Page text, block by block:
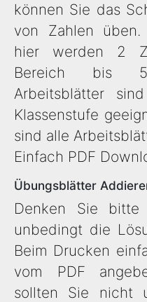
können Sie das
von Zahlen
hier werden 2
Bereich bis
Arbeitsblätter
Klassenstufe
sind alle
Einfach PDF
Übungsblätter
Denken Sie
unbedingt die
Beim Drucken
vom PDF
sollten Sie nicht